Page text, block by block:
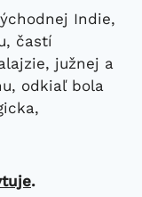
Indie,
častí
južnej a
odkiaľ bola
.